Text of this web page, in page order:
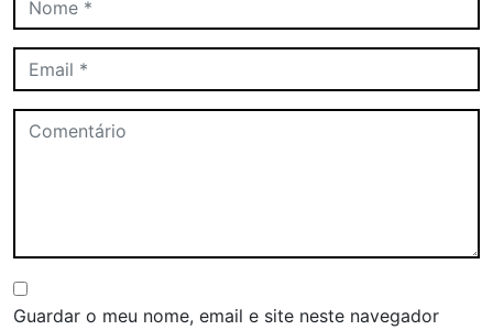
Guardar o meu nome, email e site neste navegador